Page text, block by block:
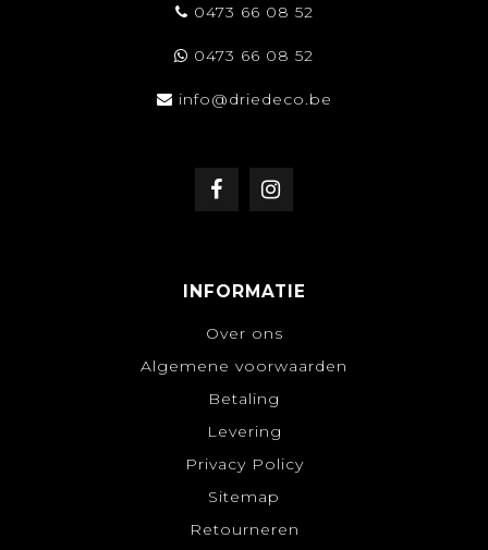
0473 66 08 52
0473 66 08 52
info@driedeco.be
INFORMATIE
Over ons
Algemene voorwaarden
Betaling
Levering
Privacy Policy
Sitemap
Retourneren